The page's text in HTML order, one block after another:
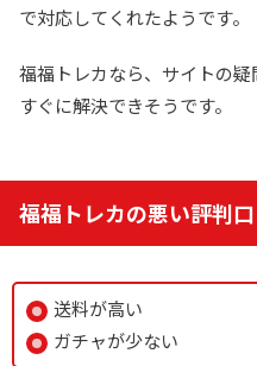
で対応してくれたようです。
福福トレカなら、サイトの
すぐに解決できそうです。
福福トレカの悪い評判
送料が高い
ガチャが少ない